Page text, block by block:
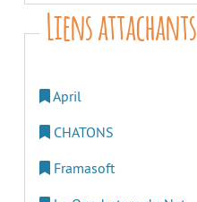
Liens attachants
April
CHATONS
Framasoft